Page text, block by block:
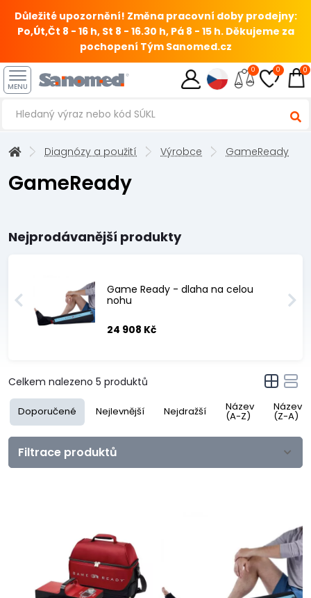
Důležité upozornění! Změna pracovní doby prodejny:
Po,Út,Čt 8 - 16 h, St 8 - 16.30 h, Pá 8 - 15 h. Děkujeme za
pochopení Tým Sanomed.cz
MENU
0 0 0
Diagnózy a použití Výrobce GameReady
GameReady
Nejprodávanější produkty
Game Ready - dlaha na celou
nohu
24 908 Kč
Celkem nalezeno 5 produktů
Doporučené Nejlevnější Nejdražší Název
(A-Z)
Název
(Z-A)
Filtrace produktů